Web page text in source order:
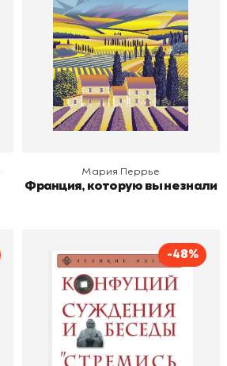
В корзину
Мария Перрье
Франция, которую вы не знали
-48%
Суждения и беседы.
Конфуций
Автор
Конфуций
Издательство